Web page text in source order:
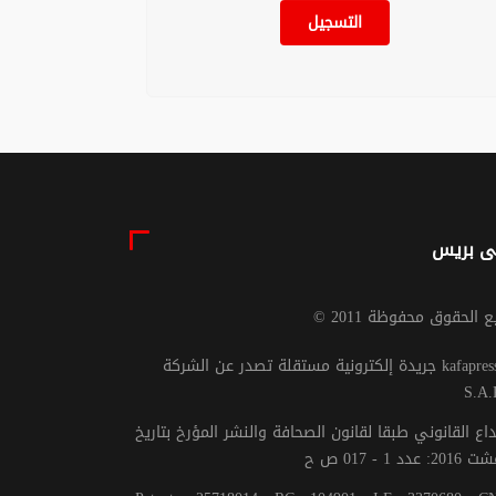
التسجيل
بريس
الحقوق محفوظة 2011
جريدة إلكترونية مستقلة تصدر عن الشركة kafapresse -
القانوني طبقا لقانون الصحافة والنشر المؤرخ بتاريخ